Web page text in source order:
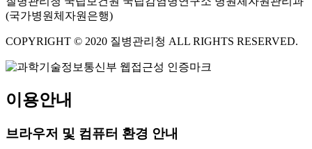
(국가병원체자원은행)
COPYRIGHT © 2020 질병관리청 ALL RIGHTS RESERVED.
이용안내
브라우저 및 컴퓨터 환경 안내